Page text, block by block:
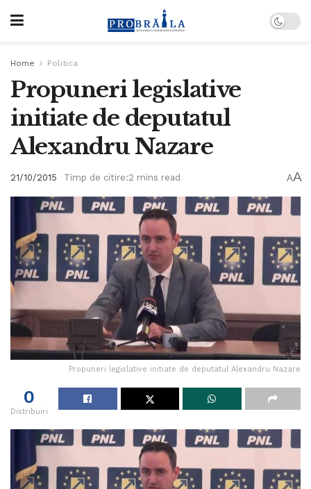
Home Politica
Propuneri legislative
initiate de deputatul
Alexandru Nazare
21/10/2015 Timp de citire:2 mins read AA
Propuneri legislative initiate de deputatul Alexandru Nazare
0
Distribuiri